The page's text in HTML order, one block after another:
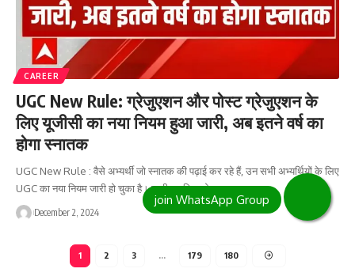
CAREER
UGC New Rule: ग्रेजुएशन और पोस्ट ग्रेजुएशन के
लिए यूजीसी का नया नियम हुआ जारी, अब इतने वर्ष का
होगा स्नातक
UGC New Rule : वैसे अभ्यर्थी जो स्नातक की पढ़ाई कर रहे हैं, उन सभी अभ्यर्थियों के लिए
UGC का नया नियम जारी हो चुका है। जारी नए नियम के…
December 2, 2024
1 2 3 … 179 180